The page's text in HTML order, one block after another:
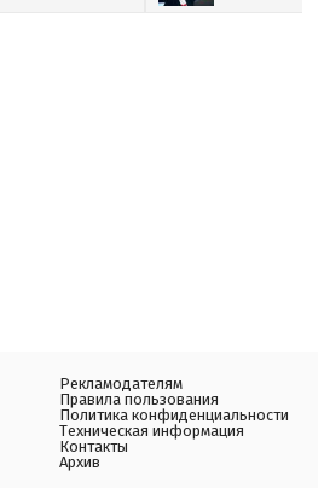
Рекламодателям
Правила пользования
Политика конфиденциальности
Техническая информация
Контакты
Архив